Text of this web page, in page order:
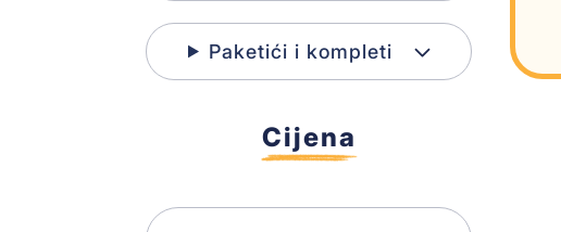
Lektire
Paketići i kompleti
Cijena